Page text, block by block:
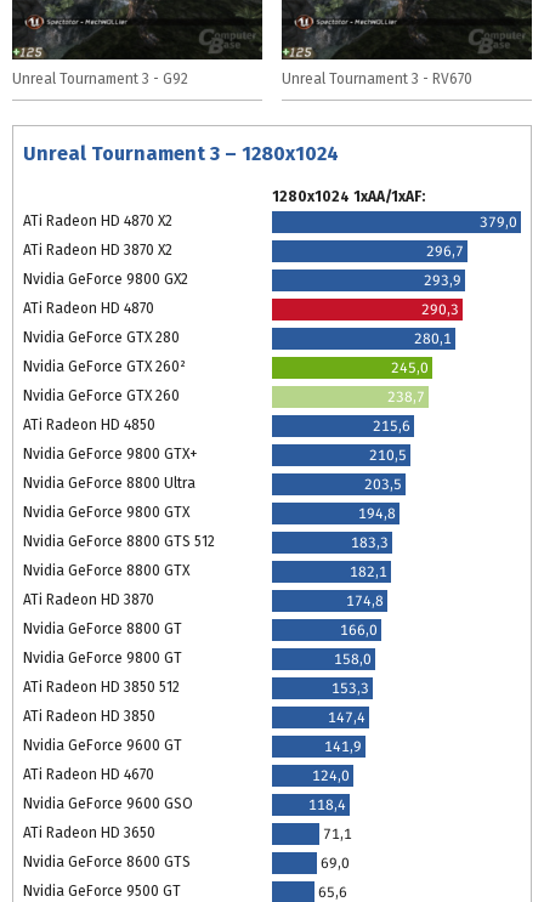
Unreal Tournament 3 - G92 Unreal Tournament 3 - RV670
Unreal Tournament 3 – 1280x1024
1280x1024 1xAA/1xAF:
ATi Radeon HD 4870 X2
379,0
ATi Radeon HD 3870 X2
296,7
Nvidia GeForce 9800 GX2
293,9
ATi Radeon HD 4870
290,3
Nvidia GeForce GTX 280
280,1
Nvidia GeForce GTX 260²
245,0
Nvidia GeForce GTX 260
238,7
ATi Radeon HD 4850
215,6
Nvidia GeForce 9800 GTX+
210,5
Nvidia GeForce 8800 Ultra
203,5
Nvidia GeForce 9800 GTX
194,8
Nvidia GeForce 8800 GTS 512
183,3
Nvidia GeForce 8800 GTX
182,1
ATi Radeon HD 3870
174,8
Nvidia GeForce 8800 GT
166,0
Nvidia GeForce 9800 GT
158,0
ATi Radeon HD 3850 512
153,3
ATi Radeon HD 3850
147,4
Nvidia GeForce 9600 GT
141,9
ATi Radeon HD 4670
124,0
Nvidia GeForce 9600 GSO
118,4
ATi Radeon HD 3650
71,1
Nvidia GeForce 8600 GTS
69,0
Nvidia GeForce 9500 GT
65,6